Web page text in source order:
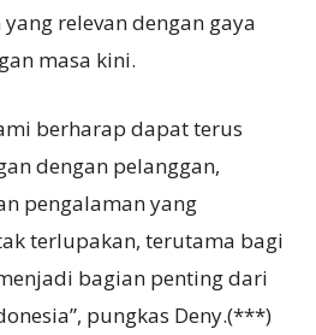
relevan dengan gaya
masa kini.
berharap dapat terus
dengan pelanggan,
pengalaman yang
terlupakan, terutama bagi
bagian penting dari
pungkas Deny.(***)